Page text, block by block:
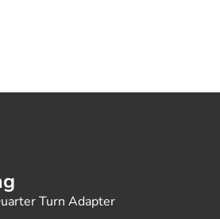
Turn Adapter